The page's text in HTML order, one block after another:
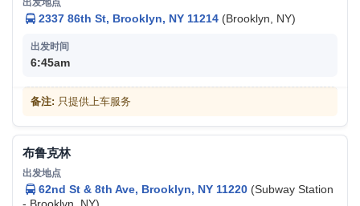
2337 86th St, Brooklyn, NY 11214(Brooklyn, NY)
6:45am
备注: 只提供上车服务
布鲁克林
62nd St & 8th Ave, Brooklyn, NY 11220(Subway Station